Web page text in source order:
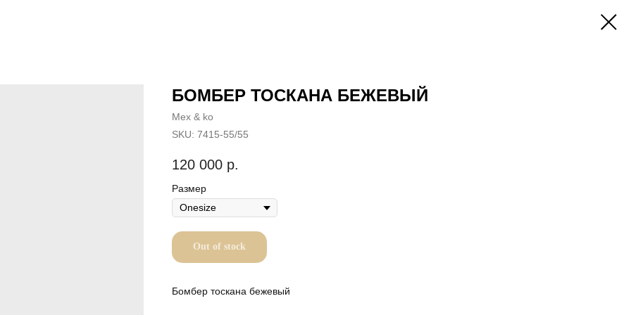
БОМБЕР ТОСКАНА БЕЖЕВЫЙ
Mex & ko
SKU: 7415-55/55
120 000 р.
Размер
Out of stock
Бомбер тоскана бежевый